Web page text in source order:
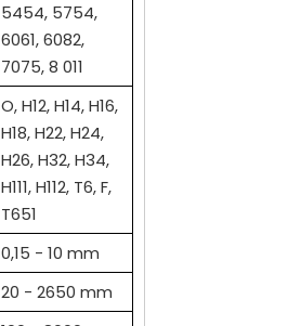
5454, 5754,
6061, 6082,
7075, 8 011
O, H12, H14, H16,
H18, H22, H24,
H26, H32, H34,
H111, H112, T6, F,
T651
0,15 - 10 mm
20 - 2650 mm